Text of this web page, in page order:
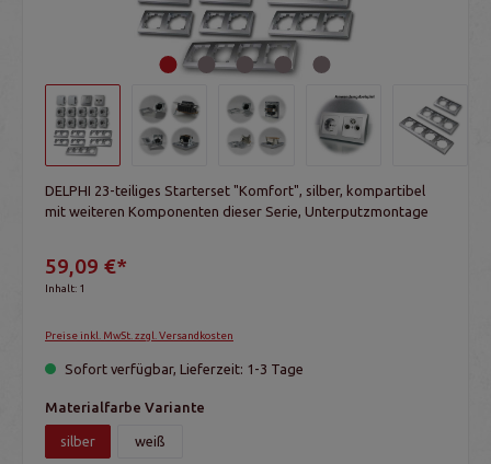
DELPHI 23-teiliges Starterset "Komfort", silber, kompartibel
mit weiteren Komponenten dieser Serie, Unterputzmontage
59,09 €*
Inhalt: 1
Preise inkl. MwSt. zzgl. Versandkosten
Sofort verfügbar, Lieferzeit: 1-3 Tage
Materialfarbe Variante
silber weiß